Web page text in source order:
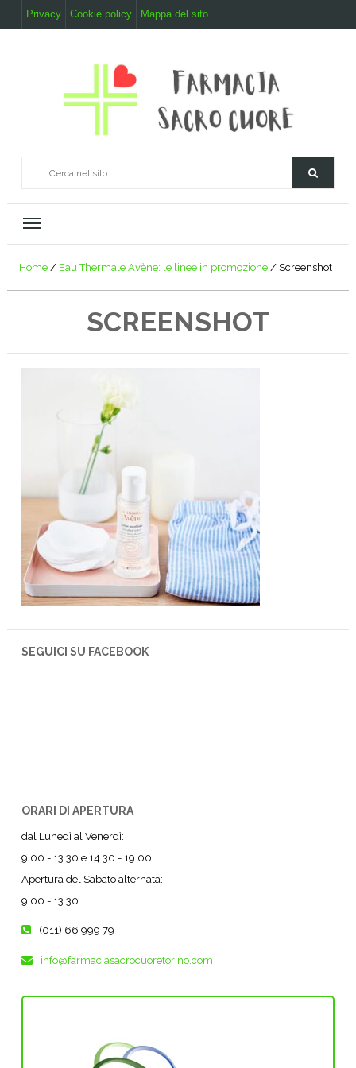
Privacy Cookie policy Mappa del sito
Home / Eau Thermale Avène: le linee in promozione / Screenshot
SCREENSHOT
SEGUICI SU FACEBOOK
ORARI DI APERTURA
dal Lunedì al Venerdì:
9.00 - 13.30 e 14.30 - 19.00
Apertura del Sabato alternata:
9.00 - 13.30
(011) 66 999 79
info@farmaciasacrocuoretorino.com